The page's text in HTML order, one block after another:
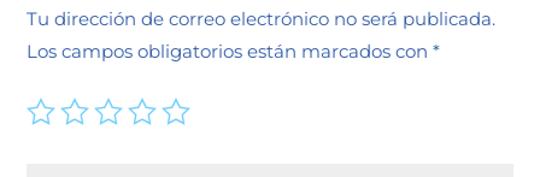
Tu dirección de correo electrónico no será publicada.
Los campos obligatorios están marcados con*